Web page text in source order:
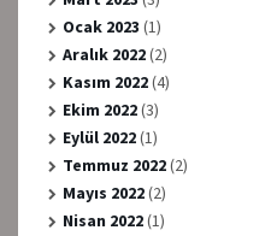
Ocak 2023 (1)
Aralık 2022(2)
Kasım 2022(4)
Ekim 2022(3)
Eylül 2022(1)
Temmuz 2022(2)
Mayıs 2022(2)
Nisan 2022(1)